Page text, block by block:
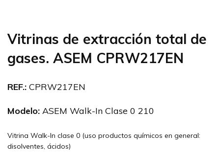
Vitrinas de extracción total de
gases. ASEM CPRW217EN
REF.: CPRW217EN
Modelo: ASEM Walk-In Clase 0 210
Vitrina Walk-In clase 0 (uso productos químicos en general:
disolventes, ácidos)